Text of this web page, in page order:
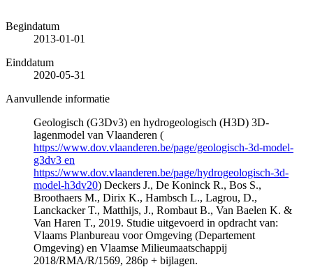
Begindatum
2013-01-01
Einddatum
2020-05-31
Aanvullende informatie
Geologisch (G3Dv3) en hydrogeologisch (H3D) 3D-
lagenmodel van Vlaanderen (
https://www.dov.vlaanderen.be/page/geologisch-3d-model-
g3dv3 en
https://www.dov.vlaanderen.be/page/hydrogeologisch-3d-
model-h3dv20) Deckers J., De Koninck R., Bos S.,
Broothaers M., Dirix K., Hambsch L., Lagrou, D.,
Lanckacker T., Matthijs, J., Rombaut B., Van Baelen K. &
Van Haren T., 2019. Studie uitgevoerd in opdracht van:
Vlaams Planbureau voor Omgeving (Departement
Omgeving) en Vlaamse Milieumaatschappij
2018/RMA/R/1569, 286p + bijlagen.